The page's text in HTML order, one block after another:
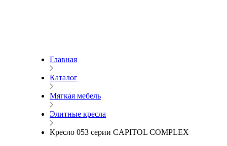
Главная
Каталог
Мягкая мебель
Элитные кресла
Кресло 053 серии CAPITOL COMPLEX